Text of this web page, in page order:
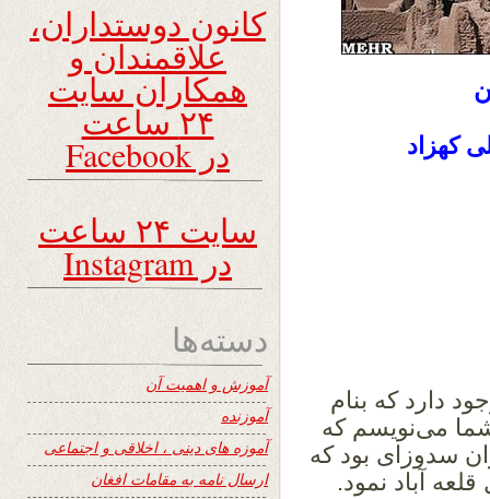
کهزاد
دارد که بنام
شما می‌نویسم که
سدوزای بود که
آباد نمود.
کانون دوستداران،
علاقمندان و
همکاران سایت
۲۴ ساعت
در Facebook
سایت ۲۴ ساعت
در Instagram
دسته‌ها
آموزش و اهمیت آن
آموزنده
آموزه های دینی ، اخلاقی و اجتماعی
ارسال نامه به مقامات افغان